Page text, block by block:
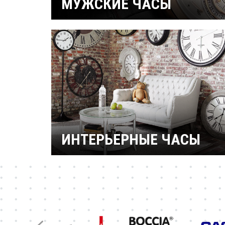
МУЖСКИЕ ЧАСЫ
Механические
Кварцевые
Электронные
Спортивные
Дайверские
Скелетоны
ИНТЕРЬЕРНЫЕ ЧАСЫ
Будильники
Бренды